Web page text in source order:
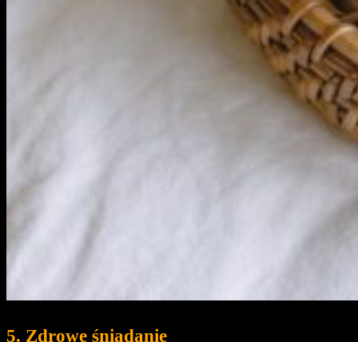
5. Zdrowe śniadanie